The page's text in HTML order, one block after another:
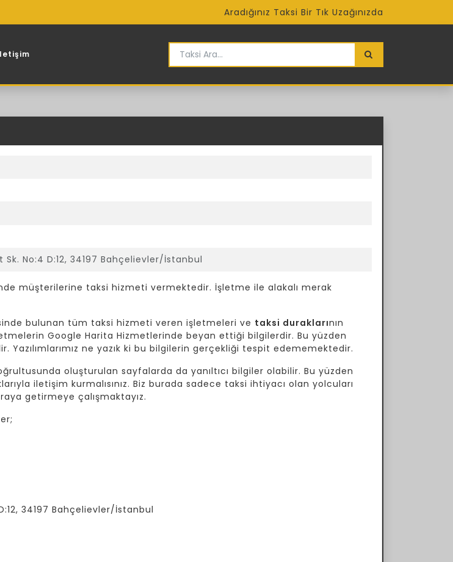
Aradığınız Taksi Bir Tık Uzağınızda
No:4 D:12, 34197 Bahçelievler/İstanbul
müşterilerine taksi hizmeti vermektedir. İşletme ile alakalı merak
bulunan tüm taksi hizmeti veren işletmeleri ve taksi duraklarının
Google Harita Hizmetlerinde beyan ettiği bilgilerdir. Bu yüzden
Yazılımlarımız ne yazık ki bu bilgilerin gerçekliği tespit edememektedir.
oluşturulan sayfalarda da yanıltıcı bilgiler olabilir. Bu yüzden
iletişim kurmalısınız. Biz burada sadece taksi ihtiyacı olan yolcuları
getirmeye çalışmaktayız.
34197 Bahçelievler/İstanbul